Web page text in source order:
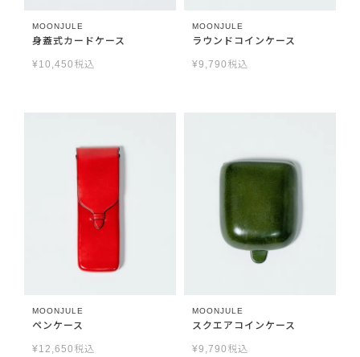
MOONJULE
身蓋式カードケース
¥10,450 税込
MOONJULE
ラウンドコインケース
¥9,790 税込
MOONJULE
ペンケース
¥12,650 税込
MOONJULE
スクエアコインケース
¥9,790 税込